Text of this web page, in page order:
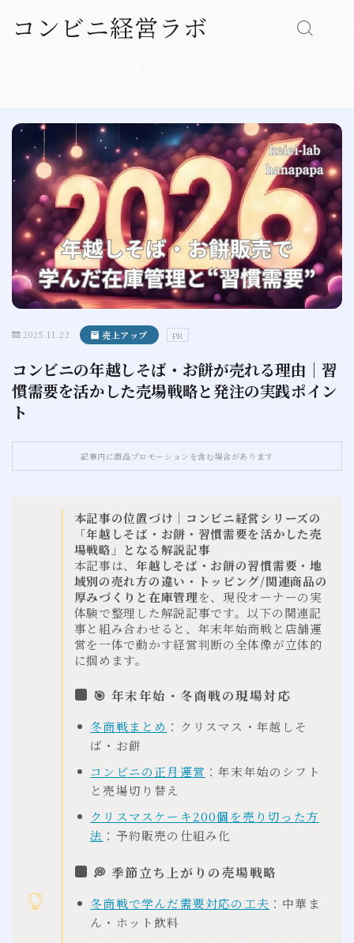
コンビニ経営ラボ
売上アップ
人材育成
店舗運営
現場エピソード
プロフィール
お問い合わせ
Follow Me
2025.11.22 売上アップ PR
コンビニの年越しそば・お餅が売れる理由｜習
慣需要を活かした売場戦略と発注の実践ポイン
ト
記事内に商品プロモーションを含む場合があります
本記事の位置づけ｜コンビニ経営シリーズの
「年越しそば・お餅・習慣需要を活かした売
場戦略」となる解説記事
本記事は、年越しそば・お餅の習慣需要・地
域別の売れ方の違い・トッピング/関連商品の
厚みづくりと在庫管理を、現役オーナーの実
体験で整理した解説記事です。以下の関連記
事と組み合わせると、年末年始商戦と店舗運
営を一体で動かす経営判断の全体像が立体的
に掴めます。
🎯 年末年始・冬商戦の現場対応
冬商戦まとめ ：クリスマス・年越しそ
ば・お餅
コンビニの正月運営 ：年末年始のシフト
と売場切り替え
クリスマスケーキ200個を売り切った方
法 ：予約販売の仕組み化
💭 季節立ち上がりの売場戦略
冬商戦で学んだ需要対応の工夫 ：中華ま
ん・ホット飲料